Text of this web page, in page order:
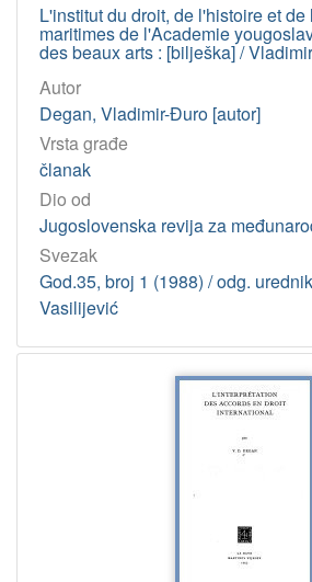
L'institut du droit, de l'histoire et
maritimes de l'Academie
des beaux arts : [bilješka] /
Autor
Degan, Vladimir-Đuro [autor]
Vrsta građe
članak
Dio od
Jugoslovenska revija za
Svezak
God.35, broj 1 (1988) / odg.
Vasilijević